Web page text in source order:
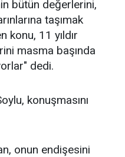
bütün değerlerini,
taşımak
konu, 11 yıldır
masma başında
dedi.
konuşmasını
onun endişesini